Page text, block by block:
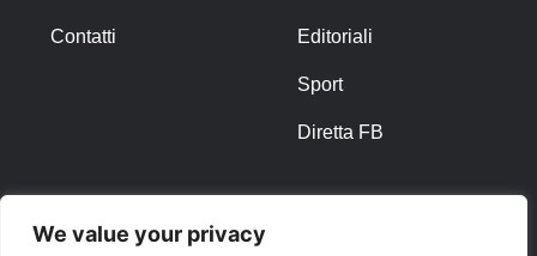
We value your privacy
Contatti Editoriali
Sport
Diretta FB